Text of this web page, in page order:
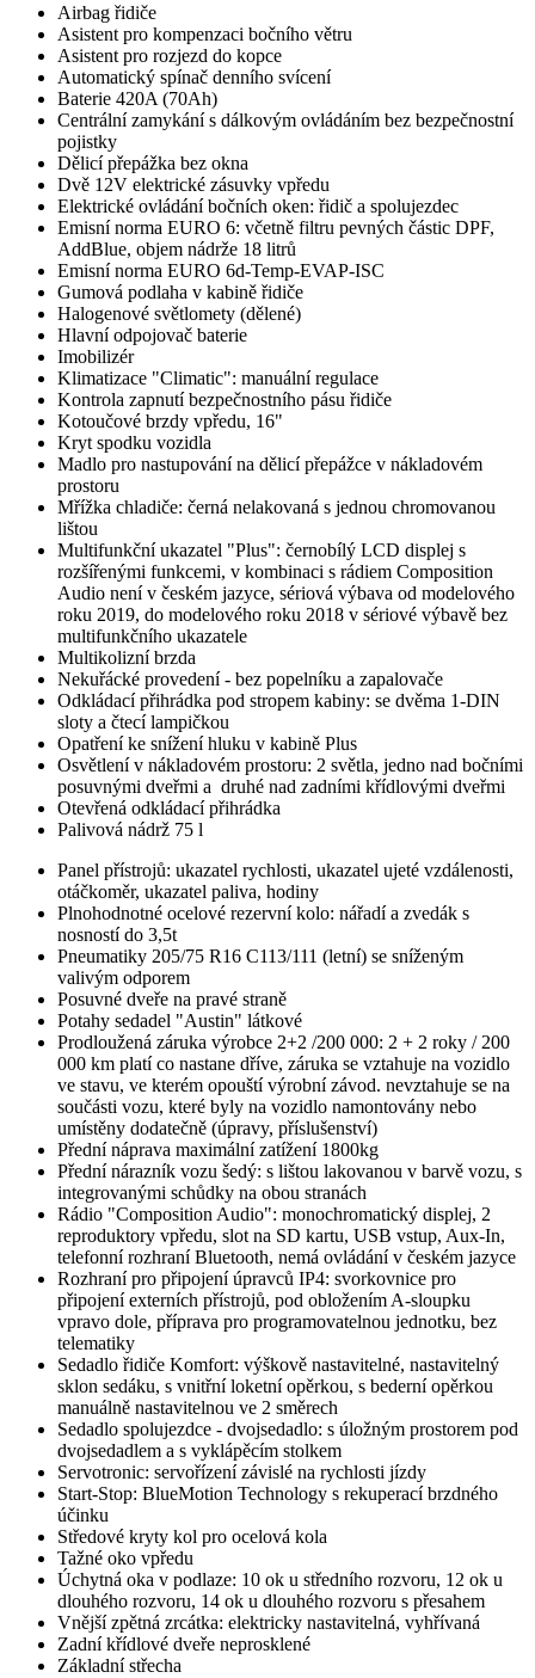
Airbag řidiče
Asistent pro kompenzaci bočního větru
Asistent pro rozjezd do kopce
Automatický spínač denního svícení
Baterie 420A (70Ah)
Centrální zamykání s dálkovým ovládáním bez bezpečnostní
pojistky
Dělicí přepážka bez okna
Dvě 12V elektrické zásuvky vpředu
Elektrické ovládání bočních oken: řidič a spolujezdec
Emisní norma EURO 6: včetně filtru pevných částic DPF,
AddBlue, objem nádrže 18 litrů
Emisní norma EURO 6d-Temp-EVAP-ISC
Gumová podlaha v kabině řidiče
Halogenové světlomety (dělené)
Hlavní odpojovač baterie
Imobilizér
Klimatizace "Climatic": manuální regulace
Kontrola zapnutí bezpečnostního pásu řidiče
Kotoučové brzdy vpředu, 16"
Kryt spodku vozidla
Madlo pro nastupování na dělicí přepážce v nákladovém
prostoru
Mřížka chladiče: černá nelakovaná s jednou chromovanou
lištou
Multifunkční ukazatel "Plus": černobílý LCD displej s
rozšířenými funkcemi, v kombinaci s rádiem Composition
Audio není v českém jazyce, sériová výbava od modelového
roku 2019, do modelového roku 2018 v sériové výbavě bez
multifunkčního ukazatele
Multikolizní brzda
Nekuřácké provedení - bez popelníku a zapalovače
Odkládací přihrádka pod stropem kabiny: se dvěma 1-DIN
sloty a čtecí lampičkou
Opatření ke snížení hluku v kabině Plus
Osvětlení v nákladovém prostoru: 2 světla, jedno nad bočními
posuvnými dveřmi a druhé nad zadními křídlovými dveřmi
Otevřená odkládací přihrádka
Palivová nádrž 75 l
Panel přístrojů: ukazatel rychlosti, ukazatel ujeté vzdálenosti,
otáčkoměr, ukazatel paliva, hodiny
Plnohodnotné ocelové rezervní kolo: nářadí a zvedák s
nosností do 3,5t
Pneumatiky 205/75 R16 C113/111 (letní) se sníženým
valivým odporem
Posuvné dveře na pravé straně
Potahy sedadel "Austin" látkové
Prodloužená záruka výrobce 2+2 /200 000: 2 + 2 roky / 200
000 km platí co nastane dříve, záruka se vztahuje na vozidlo
ve stavu, ve kterém opouští výrobní závod. nevztahuje se na
součásti vozu, které byly na vozidlo namontovány nebo
umístěny dodatečně (úpravy, příslušenství)
Přední náprava maximální zatížení 1800kg
Přední nárazník vozu šedý: s lištou lakovanou v barvě vozu, s
integrovanými schůdky na obou stranách
Rádio "Composition Audio": monochromatický displej, 2
reproduktory vpředu, slot na SD kartu, USB vstup, Aux-In,
telefonní rozhraní Bluetooth, nemá ovládání v českém jazyce
Rozhraní pro připojení úpravců IP4: svorkovnice pro
připojení externích přístrojů, pod obložením A-sloupku
vpravo dole, příprava pro programovatelnou jednotku, bez
telematiky
Sedadlo řidiče Komfort: výškově nastavitelné, nastavitelný
sklon sedáku, s vnitřní loketní opěrkou, s bederní opěrkou
manuálně nastavitelnou ve 2 směrech
Sedadlo spolujezdce - dvojsedadlo: s úložným prostorem pod
dvojsedadlem a s vyklápěcím stolkem
Servotronic: servořízení závislé na rychlosti jízdy
Start-Stop: BlueMotion Technology s rekuperací brzdného
účinku
Středové kryty kol pro ocelová kola
Tažné oko vpředu
Úchytná oka v podlaze: 10 ok u středního rozvoru, 12 ok u
dlouhého rozvoru, 14 ok u dlouhého rozvoru s přesahem
Vnější zpětná zrcátka: elektricky nastavitelná, vyhřívaná
Zadní křídlové dveře neprosklené
Základní střecha